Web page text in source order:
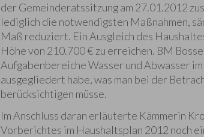
der Gemeinderatssitzung am 27.01.2012
lediglich die notwendigsten Maßnahmen,
Maß reduziert. Ein Ausgleich des
Höhe von 210.700 € zu erreichen. BM
Aufgabenbereiche Wasser und Abwasser
ausgegliedert habe, was man bei der
berücksichtigen müsse.
Im Anschluss daran erläuterte Kämmerin
Vorberichtes im Haushaltsplan 2012 noch